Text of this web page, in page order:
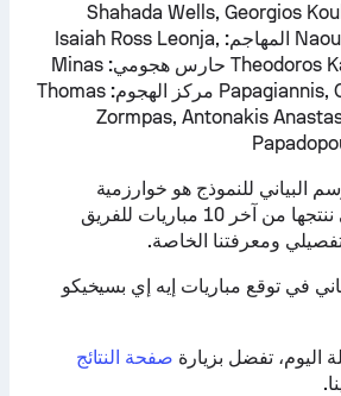
Shahada Wells, Georgios
المهاجم: Isaiah Ross Leonja,
Theodoros حارس هجومي: Minas
Papagiannis, مركز الهجوم: Thomas
Zormpas, Antonakis
البياني للنموذج هو خوارزمية
Sofascore الفريدة التي ننتجها من آخر 10 مباريات للفريق
ومعرفتنا الخاصة.
في توقع مباريات إيه إي بسيخيكو
اليوم، تفضل بزيارة صفحة النتائج